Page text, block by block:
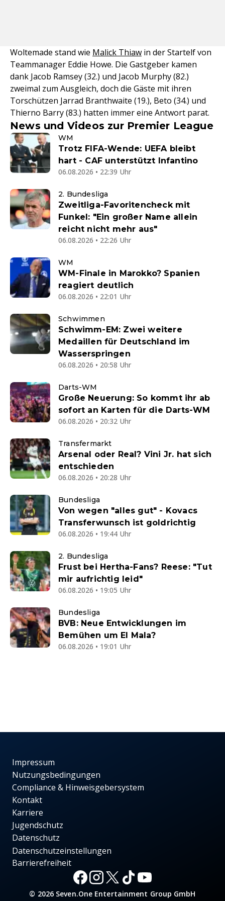
Woltemade stand wie Malick Thiaw in der Startelf von
Teammanager Eddie Howe. Die Gastgeber kamen
dank Jacob Ramsey (32.) und Jacob Murphy (82.)
zweimal zum Ausgleich, doch die Gäste mit ihren
Torschützen Jarrad Branthwaite (19.), Beto (34.) und
Thierno Barry (83.) hatten immer eine Antwort parat.
News und Videos zur Premier League
WM
Trotz FIFA-Wende: UEFA bleibt
hart - CAF unterstützt Infantino
06.08.2026 • 22:39 Uhr
2. Bundesliga
Zweitliga-Favoritencheck mit
Funkel: "Ein großer Name allein
reicht nicht mehr aus"
06.08.2026 • 22:26 Uhr
WM
WM-Finale in Marokko? Spanien
reagiert deutlich
06.08.2026 • 22:01 Uhr
Schwimmen
Schwimm-EM: Zwei weitere
Medaillen für Deutschland im
Wasserspringen
06.08.2026 • 20:58 Uhr
Darts-WM
Große Neuerung: So kommt ihr ab
sofort an Karten für die Darts-WM
06.08.2026 • 20:32 Uhr
Transfermarkt
Arsenal oder Real? Vini Jr. hat sich
entschieden
06.08.2026 • 20:28 Uhr
Bundesliga
Von wegen "alles gut" - Kovacs
Transferwunsch ist goldrichtig
06.08.2026 • 19:44 Uhr
2. Bundesliga
Frust bei Hertha-Fans? Reese: "Tut
mir aufrichtig leid"
06.08.2026 • 19:05 Uhr
Bundesliga
BVB: Neue Entwicklungen im
Bemühen um El Mala?
06.08.2026 • 19:01 Uhr
Impressum
Nutzungsbedingungen
Compliance & Hinweisgebersystem
Kontakt
Karriere
Jugendschutz
Datenschutz
Datenschutzeinstellungen
Barrierefreiheit
© 2026 Seven.One Entertainment Group GmbH